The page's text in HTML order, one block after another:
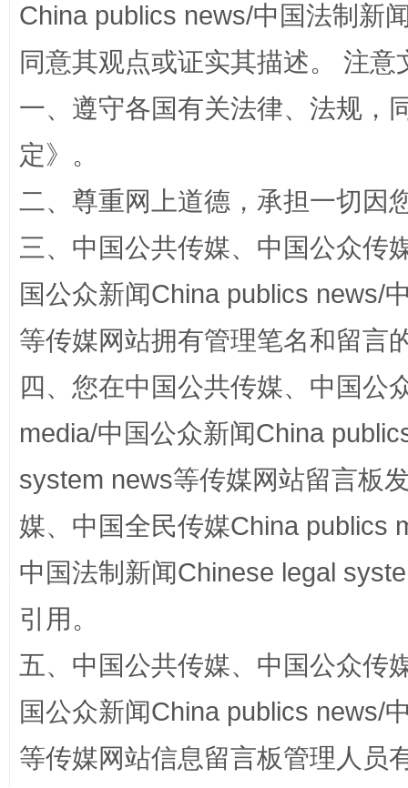
从幼儿园到大学，有这些资助 “
事关残疾人未来5年
China publics news/中国法制新
同意其观点或证实其描述。 注
一、遵守各国有关法律、法规，
定》。
二、尊重网上道德，承担一切因
三、中国公共传媒、中国公众传
国公众新闻China publics news/
等传媒网站拥有管理笔名和留言
四、您在中国公共传媒、中国公
media/中国公众新闻China
system news等传媒网站留言板
媒、中国全民传媒China publics
中国法制新闻Chinese legal
引用。
五、中国公共传媒、中国公众传
国公众新闻China publics news/
等传媒网站信息留言板管理人员